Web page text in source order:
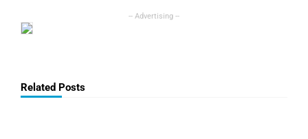
Related Posts